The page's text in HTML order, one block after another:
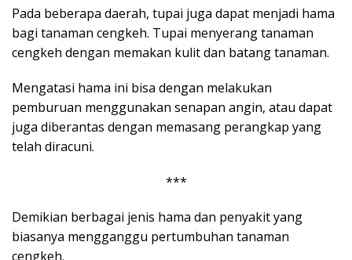
Pada beberapa daerah, tupai juga dapat menjadi hama
bagi tanaman cengkeh. Tupai menyerang tanaman
cengkeh dengan memakan kulit dan batang tanaman.
Mengatasi hama ini bisa dengan melakukan
pemburuan menggunakan senapan angin, atau dapat
juga diberantas dengan memasang perangkap yang
telah diracuni.
***
Demikian berbagai jenis hama dan penyakit yang
biasanya mengganggu pertumbuhan tanaman
cengkeh.